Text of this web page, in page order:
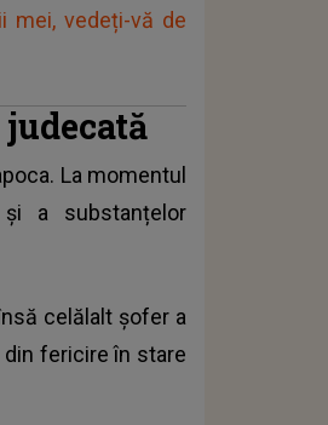
mei, vedeți-vă de
. La momentul
a substanțelor
celălalt șofer a
fericire în stare